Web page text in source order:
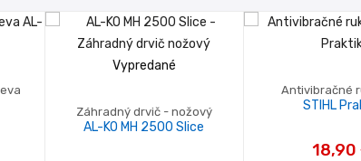
Vypredané
Záhradný drvič - nožový
AL-KO MH 2500 Slice
Antivibračné
STIHL
18,90